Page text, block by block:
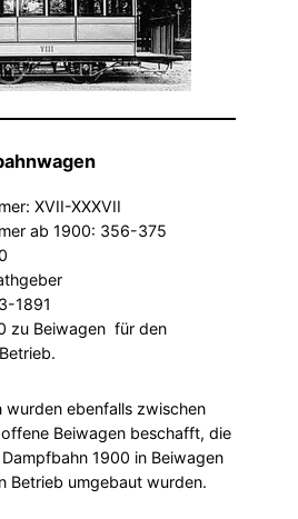
XVII-XXXVII
ab 1900: 356-375
1891
zu Beiwagen für den
wurden ebenfalls zwischen
Beiwagen beschafft, die
1900 in Beiwagen
Betrieb umgebaut wurden.